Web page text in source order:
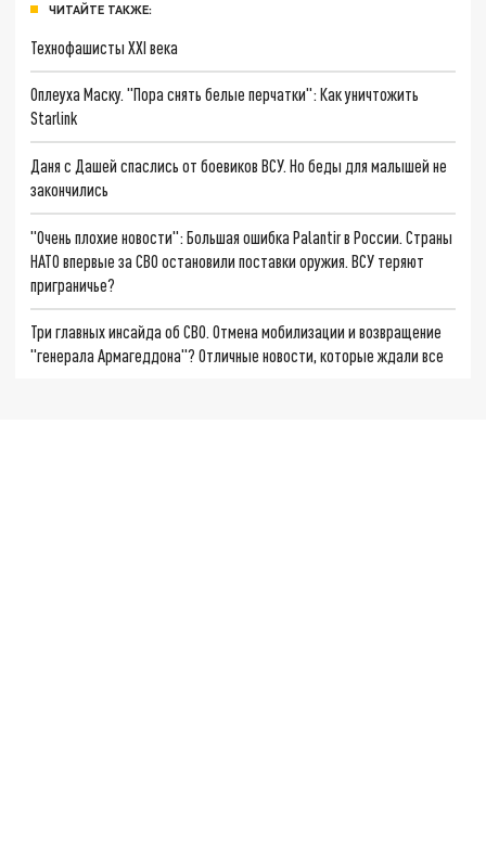
ЧИТАЙТЕ ТАКЖЕ:
Технофашисты XXI века
Оплеуха Маску. "Пора снять белые перчатки": Как уничтожить
Starlink
Даня с Дашей спаслись от боевиков ВСУ. Но беды для малышей не
закончились
"Очень плохие новости": Большая ошибка Palantir в России. Страны
НАТО впервые за СВО остановили поставки оружия. ВСУ теряют
приграничье?
Три главных инсайда об СВО. Отмена мобилизации и возвращение
"генерала Армагеддона"? Отличные новости, которые ждали все